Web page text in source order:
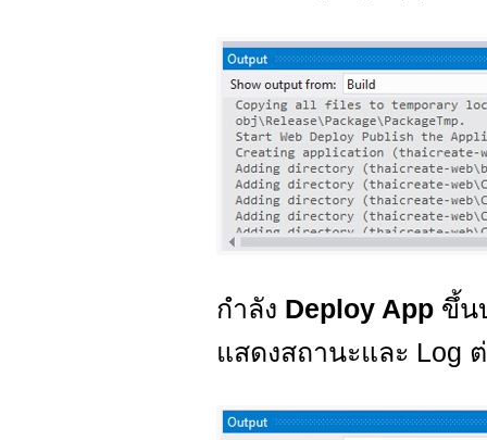
กำลัง Deploy App ขึ้
แสดงสถานะและ Log